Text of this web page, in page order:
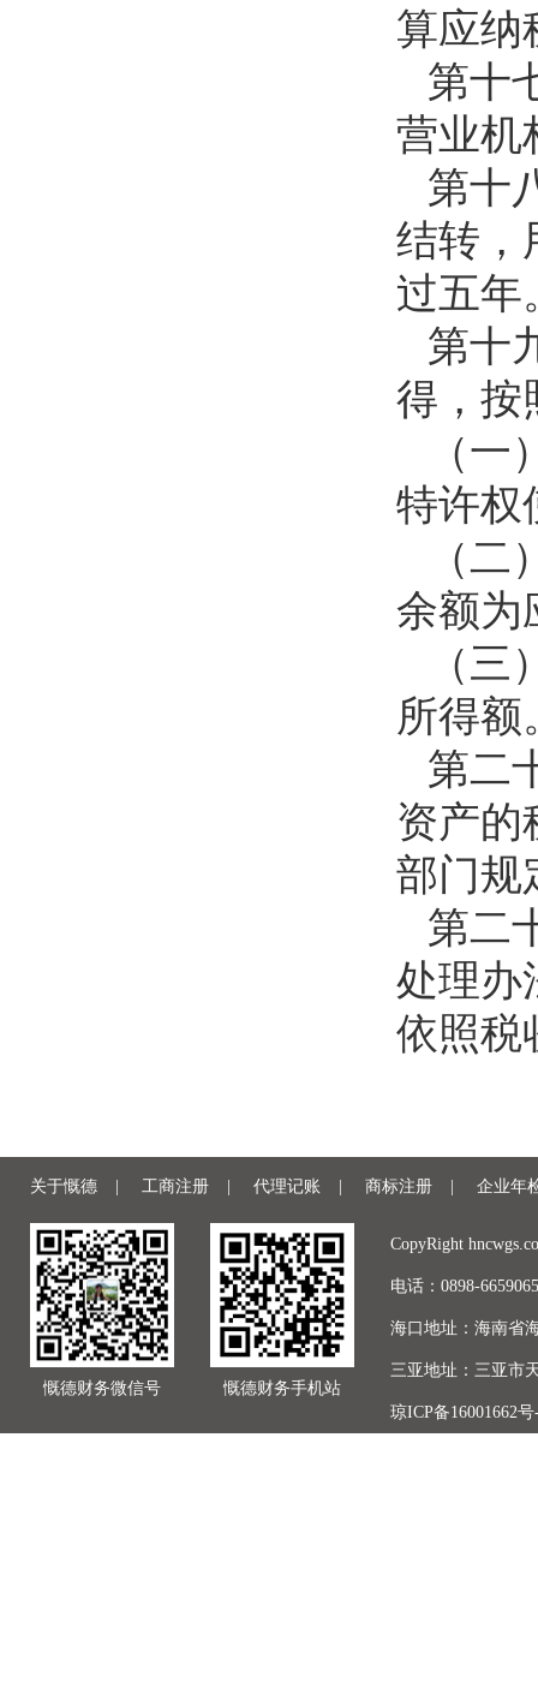
算应纳
第十
营业机
第十
结转，
过五年
第十
得，按
（
特许权
（
余额为
（
所得额
第二
资产的
部门规
第二
处理办
依照税
关于慨德 工商注册 代理记账 商标注册 企业年
慨德财务微信号 慨德财务手机站
CopyRight
电话：0898-
海口地址：海南省
三亚地址：三亚市
琼ICP备16001662号